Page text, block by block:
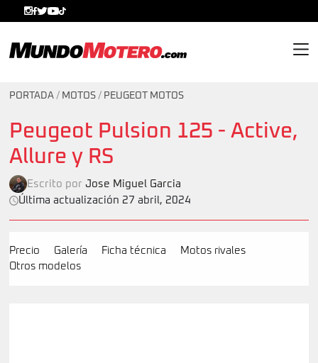
PORTADA / MOTOS / PEUGEOT MOTOS
Peugeot Pulsion 125 - Active,
Allure y RS
Escrito por Jose Miguel Garcia
Última actualización 27 abril, 2024
Precio Galería Ficha técnica
Motos rivales
Otros modelos